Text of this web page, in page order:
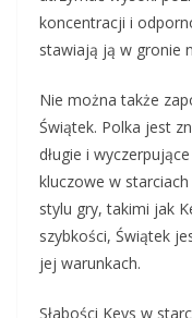
koncentracji i
stawiają ją w gronie
Nie można także
Świątek. Polka jest
długie i
kluczowe w
stylu gry, takimi jak
szybkości, Świątek
jej warunkach.
Słabości Keys w